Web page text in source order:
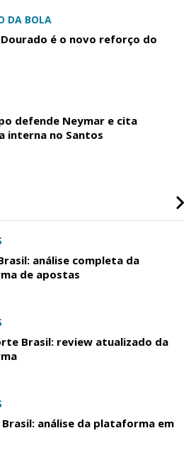
DA BOLA
é o novo reforço do
defende Neymar e cita
interna no Santos
análise completa da
de apostas
Brasil: review atualizado da
análise da plataforma em